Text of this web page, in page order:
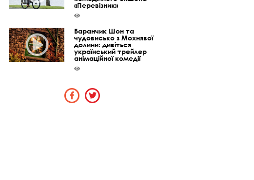
«Перевізник»
Баранчик Шон та
чудовисько з Мохнявої
долини: дивіться
український трейлер
анімаційної комедії